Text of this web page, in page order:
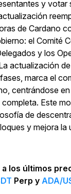
y votar
de Cardano
el Comité
y los
actualización
marca el
centrándose
Este
de
y mejora la
a los últimos
Perp y ADA/